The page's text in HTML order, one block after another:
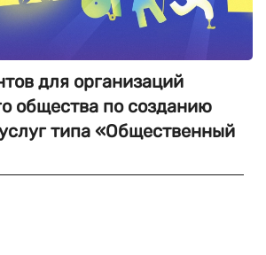
для организаций
общества по созданию
типа «Общественный